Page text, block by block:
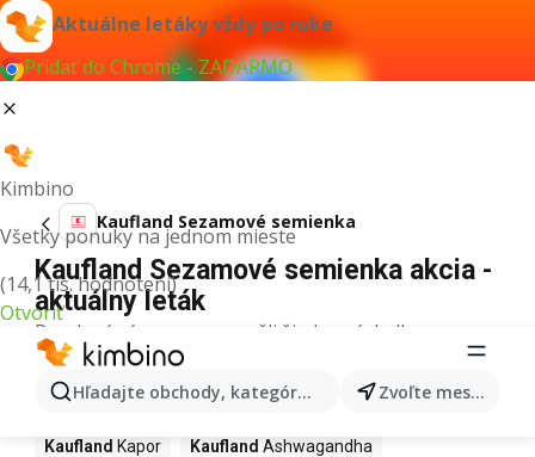
Aktuálne letáky vždy po ruke
Pridať do Chrome - ZADARMO
Kimbino
Všetky ponuky na jednom mieste
(14,1 tis. hodnotení)
Otvoriť
Hľadajte obchody, kategórie, produkty... Zvoľte mesto
Kaufland Sezamové semienka
Kaufland Sezamové semienka akcia -
aktuálny leták
Pre daný výraz sme nenašli žiadne výsledky.
Ďalšie produkty v obchodoch
Kaufland
Kaufland Kapor Kaufland Ashwagandha